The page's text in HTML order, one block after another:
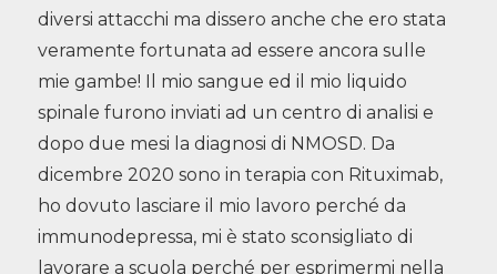
diversi attacchi ma dissero anche che ero stata
veramente fortunata ad essere ancora sulle
mie gambe! Il mio sangue ed il mio liquido
spinale furono inviati ad un centro di analisi e
dopo due mesi la diagnosi di NMOSD. Da
dicembre 2020 sono in terapia con Rituximab,
ho dovuto lasciare il mio lavoro perché da
immunodepressa, mi è stato sconsigliato di
lavorare a scuola perché per esprimermi nella